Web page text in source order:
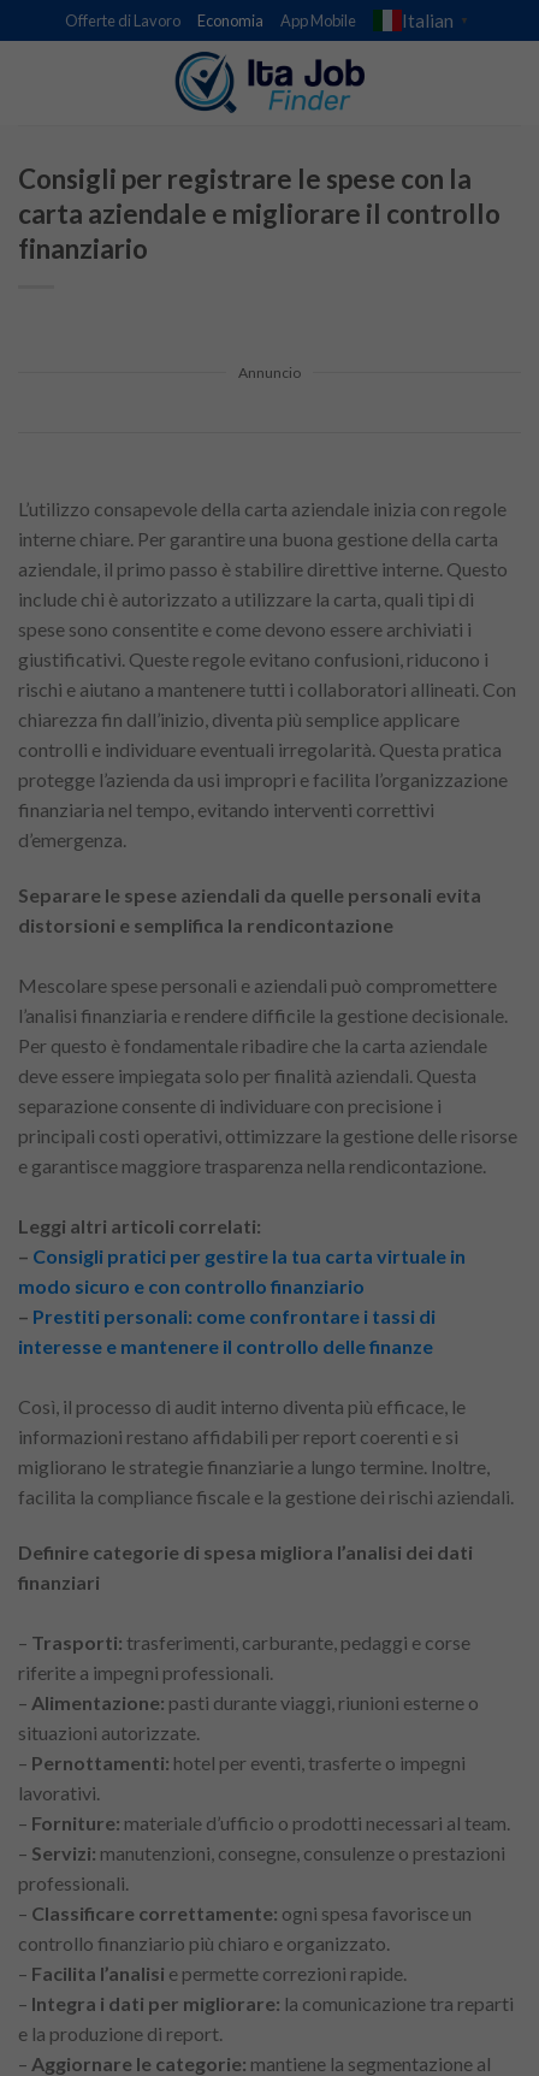
to
Offerte di Lavoro Economia App Mobile Italian ▼
Consigli per registrare le spese con la
carta aziendale e migliorare il controllo
finanziario
Annuncio
L’utilizzo consapevole della carta aziendale inizia con regole
interne chiare. Per garantire una buona gestione della carta
aziendale, il primo passo è stabilire direttive interne. Questo
include chi è autorizzato a utilizzare la carta, quali tipi di
spese sono consentite e come devono essere archiviati i
giustificativi. Queste regole evitano confusioni, riducono i
rischi e aiutano a mantenere tutti i collaboratori allineati. Con
chiarezza fin dall’inizio, diventa più semplice applicare
controlli e individuare eventuali irregolarità. Questa pratica
protegge l’azienda da usi impropri e facilita l’organizzazione
finanziaria nel tempo, evitando interventi correttivi
d’emergenza.
Separare le spese aziendali da quelle personali evita
distorsioni e semplifica la rendicontazione
Mescolare spese personali e aziendali può compromettere
l’analisi finanziaria e rendere difficile la gestione decisionale.
Per questo è fondamentale ribadire che la carta aziendale
deve essere impiegata solo per finalità aziendali. Questa
separazione consente di individuare con precisione i
principali costi operativi, ottimizzare la gestione delle risorse
e garantisce maggiore trasparenza nella rendicontazione.
Leggi altri articoli correlati:
– Consigli pratici per gestire la tua carta virtuale in
modo sicuro e con controllo finanziario
– Prestiti personali: come confrontare i tassi di
interesse e mantenere il controllo delle finanze
Così, il processo di audit interno diventa più efficace, le
informazioni restano affidabili per report coerenti e si
migliorano le strategie finanziarie a lungo termine. Inoltre,
facilita la compliance fiscale e la gestione dei rischi aziendali.
Definire categorie di spesa migliora l’analisi dei dati
finanziari
– Trasporti: trasferimenti, carburante, pedaggi e corse
riferite a impegni professionali.
– Alimentazione: pasti durante viaggi, riunioni esterne o
situazioni autorizzate.
– Pernottamenti: hotel per eventi, trasferte o impegni
lavorativi.
– Forniture: materiale d’ufficio o prodotti necessari al team.
– Servizi: manutenzioni, consegne, consulenze o prestazioni
professionali.
– Classificare correttamente: ogni spesa favorisce un
controllo finanziario più chiaro e organizzato.
– Facilita l’analisi e permette correzioni rapide.
– Integra i dati per migliorare: la comunicazione tra reparti
e la produzione di report.
– Aggiornare le categorie: mantiene la segmentazione al